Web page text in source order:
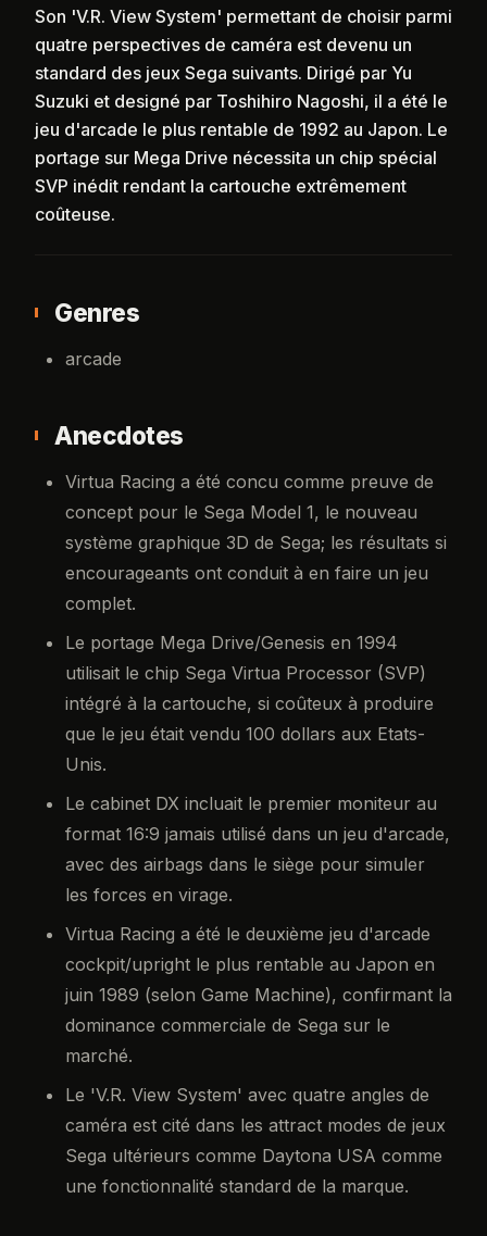
Son 'V.R. View System' permettant de choisir parmi
quatre perspectives de caméra est devenu un
standard des jeux Sega suivants. Dirigé par Yu
Suzuki et designé par Toshihiro Nagoshi, il a été le
jeu d'arcade le plus rentable de 1992 au Japon. Le
portage sur Mega Drive nécessita un chip spécial
SVP inédit rendant la cartouche extrêmement
coûteuse.
Genres
arcade
Anecdotes
Virtua Racing a été concu comme preuve de
concept pour le Sega Model 1, le nouveau
système graphique 3D de Sega; les résultats si
encourageants ont conduit à en faire un jeu
complet.
Le portage Mega Drive/Genesis en 1994
utilisait le chip Sega Virtua Processor (SVP)
intégré à la cartouche, si coûteux à produire
que le jeu était vendu 100 dollars aux Etats-
Unis.
Le cabinet DX incluait le premier moniteur au
format 16:9 jamais utilisé dans un jeu d'arcade,
avec des airbags dans le siège pour simuler
les forces en virage.
Virtua Racing a été le deuxième jeu d'arcade
cockpit/upright le plus rentable au Japon en
juin 1989 (selon Game Machine), confirmant la
dominance commerciale de Sega sur le
marché.
Le 'V.R. View System' avec quatre angles de
caméra est cité dans les attract modes de jeux
Sega ultérieurs comme Daytona USA comme
une fonctionnalité standard de la marque.